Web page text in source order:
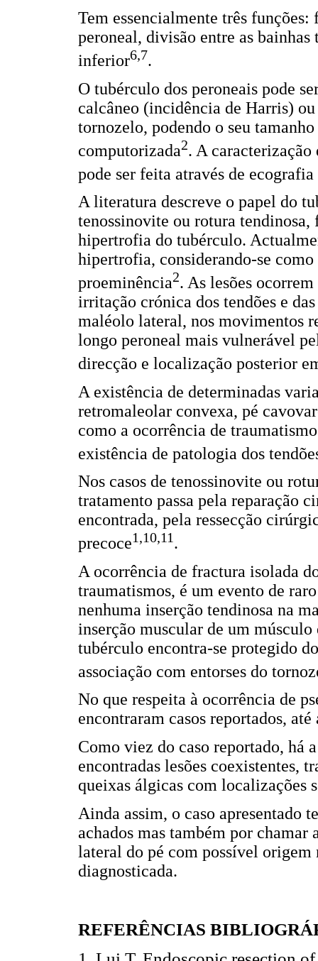
Tem essencialmente três
peroneal, divisão entre as
inferior6,7.
O tubérculo dos peroneais pode
calcâneo (incidência de Harris)
tornozelo, podendo o seu
computorizada2. A caracterização
pode ser feita através de
A literatura descreve o papel do
tenossinovite ou rotura tendinosa,
hipertrofia do tubérculo.
hipertrofia, considerando-se
proeminência2. As lesões
irritação crónica dos tendões e
maléolo lateral, nos movimentos
longo peroneal mais vulnerável
direcção e localização posterior
A existência de determinadas
retromaleolar convexa, pé
como a ocorrência de
existência de patologia dos
Nos casos de tenossinovite ou
tratamento passa pela reparação
encontrada, pela ressecção
precoce1,10,11.
A ocorrência de fractura isolada
traumatismos, é um evento de
nenhuma inserção tendinosa na
inserção muscular de um
tubérculo encontra-se protegido
associação com entorses do
No que respeita à ocorrência de
encontraram casos reportados,
Como viez do caso reportado, há
encontradas lesões coexistentes,
queixas álgicas com localizações
Ainda assim, o caso apresentado
achados mas também por
lateral do pé com possível origem
diagnosticada.
REFERÊNCIAS